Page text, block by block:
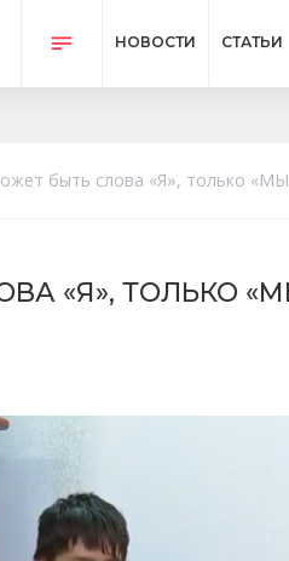
НОВОСТИ СТАТЬИ
быть слова «Я», только
«Я», ТОЛЬКО